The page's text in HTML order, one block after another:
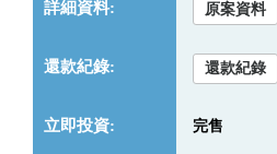
原案資料
還款紀錄
完售